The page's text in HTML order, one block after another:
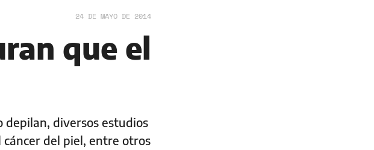
24 DE MAYO DE 2014
que el
depilan, diversos estudios
del piel, entre otros